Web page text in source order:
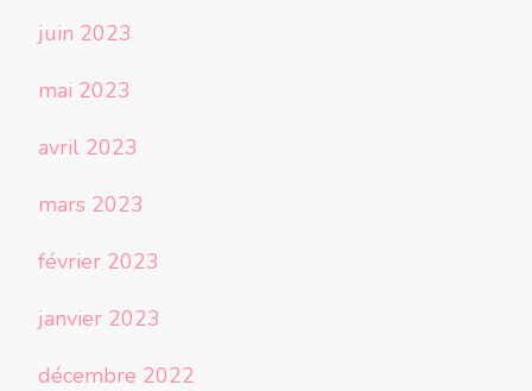
juin 2023
mai 2023
avril 2023
mars 2023
février 2023
janvier 2023
décembre 2022